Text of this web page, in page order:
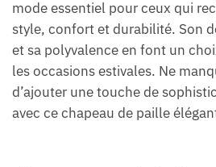
mode essentiel pour ceux qui
style, confort et durabilité. Son
et sa polyvalence en font un
les occasions estivales. Ne
d’ajouter une touche de
avec ce chapeau de paille